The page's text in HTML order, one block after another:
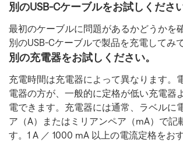
別のUSB-Cケーブルをお試しください
最初のケーブルに問題があるかどうかを
別のUSB-Cケーブルで製品を充電してみ
別の充電器をお試しください。
充電時間は充電器によって異なります。
電器の方が、一般的に定格が低い充電器
電できます。充電器には通常、ラベルに
ア（A）またはミリアンペア（mA）で
す。1 A ／ 1000 mA 以上の電流定格をお